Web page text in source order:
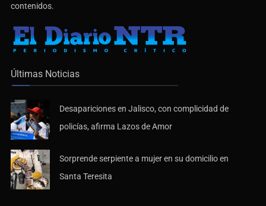
contenidos.
Últimas Noticias
Desapariciones en Jalisco, con complicidad de
policías, afirma Lazos de Amor
Sorprende serpiente a mujer en su domicilio en
Santa Teresita